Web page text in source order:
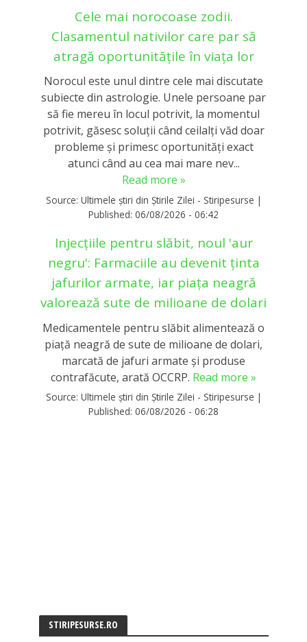
Cele mai norocoase zodii.
Clasamentul nativilor care par să
atragă oportunitățile în viața lor
Norocul este unul dintre cele mai discutate
subiecte din astrologie. Unele persoane par
să fie mereu în locul potrivit, la momentul
potrivit, găsesc soluții când ceilalți văd doar
probleme și primesc oportunități exact
atunci când au cea mai mare nev...
Read more »
Source: Ultimele știri din Știrile Zilei - Stiripesurse |
Published: 06/08/2026 - 06:42
Injecțiile pentru slăbit, noul 'aur
negru': Farmaciile au devenit ținta
jafurilor armate, iar piața neagră
valorează sute de milioane de dolari
Medicamentele pentru slăbit alimentează o
piață neagră de sute de milioane de dolari,
marcată de jafuri armate și produse
contrafăcute, arată OCCRP. Read more »
Source: Ultimele știri din Știrile Zilei - Stiripesurse |
Published: 06/08/2026 - 06:28
STIRIPESURSE.RO